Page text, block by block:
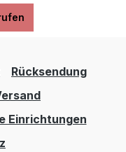
Rücksendung
Einrichtungen